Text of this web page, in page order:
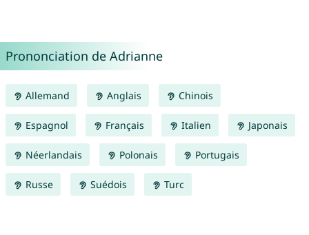
Prononciation de Adrianne
Allemand Anglais Chinois
Espagnol Français Italien Japonais
Néerlandais Polonais Portugais
Russe Suédois Turc